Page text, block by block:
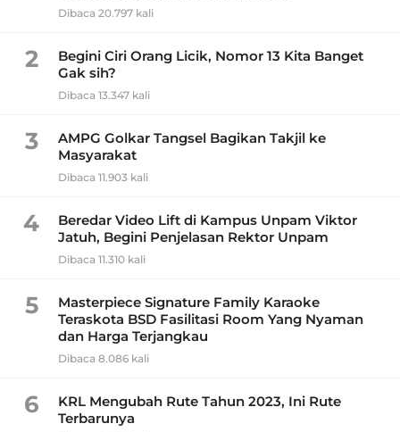
Dibaca 20.797 kali
2
Begini Ciri Orang Licik, Nomor 13 Kita Banget
Gak sih?
Dibaca 13.347 kali
3
AMPG Golkar Tangsel Bagikan Takjil ke
Masyarakat
Dibaca 11.903 kali
4
Beredar Video Lift di Kampus Unpam Viktor
Jatuh, Begini Penjelasan Rektor Unpam
Dibaca 11.310 kali
5
Masterpiece Signature Family Karaoke
Teraskota BSD Fasilitasi Room Yang Nyaman
dan Harga Terjangkau
Dibaca 8.086 kali
6
KRL Mengubah Rute Tahun 2023, Ini Rute
Terbarunya